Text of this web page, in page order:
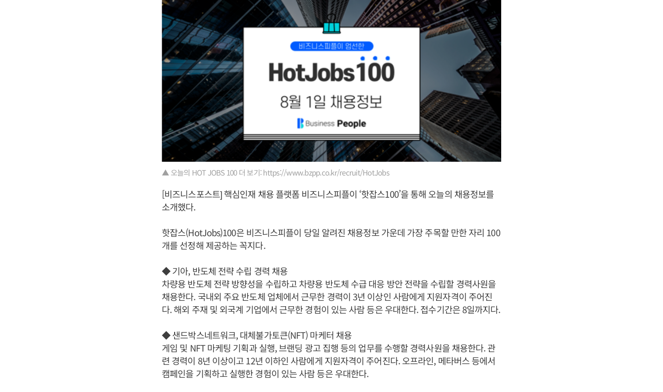
▲ 오늘의 HOT JOBS 100 더 보기: https://www.bzpp.co.kr/recruit/HotJobs
[비즈니스포스트] 핵심인재 채용 플랫폼 비즈니스피플이 ‘핫잡스100’을 통해 오늘의 채용정보를
소개했다.
핫잡스(HotJobs)100은 비즈니스피플이 당일 알려진 채용정보 가운데 가장 주목할 만한 자리 100
개를 선정해 제공하는 꼭지다.
◆ 기아, 반도체 전략 수립 경력 채용
차량용 반도체 전략 방향성을 수립하고 차량용 반도체 수급 대응 방안 전략을 수립할 경력사원을
채용한다. 국내외 주요 반도체 업체에서 근무한 경력이 3년 이상인 사람에게 지원자격이 주어진
다. 해외 주재 및 외국계 기업에서 근무한 경험이 있는 사람 등은 우대한다. 접수기간은 8일까지다.
◆ 샌드박스네트워크, 대체불가토큰(NFT) 마케터 채용
게임 및 NFT 마케팅 기획과 실행, 브랜딩 광고 집행 등의 업무를 수행할 경력사원을 채용한다. 관
련 경력이 8년 이상이고 12년 이하인 사람에게 지원자격이 주어진다. 오프라인, 메타버스 등에서
캠페인을 기획하고 실행한 경험이 있는 사람 등은 우대한다.